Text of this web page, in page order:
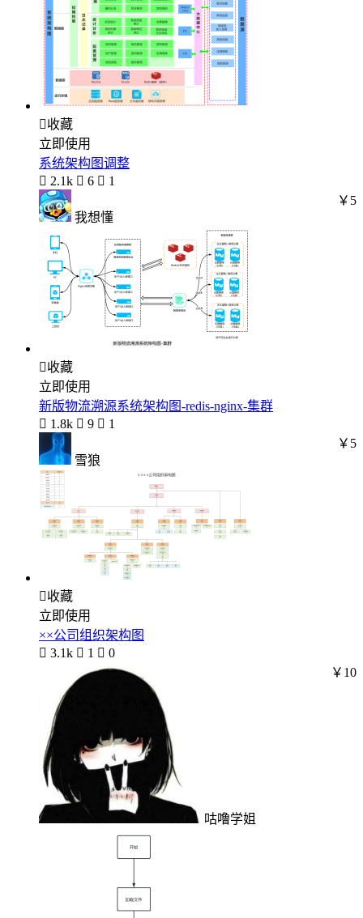
收藏
立即使用
系统架构图调整
 2.1k  6  1
我想懂
￥5
收藏
立即使用
新版物流溯源系统架构图-redis-nginx-集群
 1.8k  9  1
雪狼
￥5
收藏
立即使用
××公司组织架构图
 3.1k  1  0
咕噜学姐
￥10